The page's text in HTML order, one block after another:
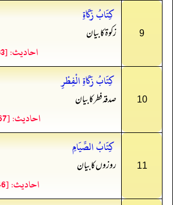
9
كِتَابُ زَكَاةِ
زکوۃ کا بیان
احادیث: [1883سے2066]
10
كِتَابُ زَكَاةِ الْفِطْرِ
صدقہ فطر کا بیان
احادیث: [2067سے2145]
11
كِتَابُ الصِّيَامِ
روزوں کا بیان
احادیث: [2146سے2412]